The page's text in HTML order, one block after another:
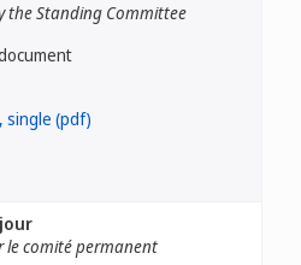
the Standing Committee
le comité permanent